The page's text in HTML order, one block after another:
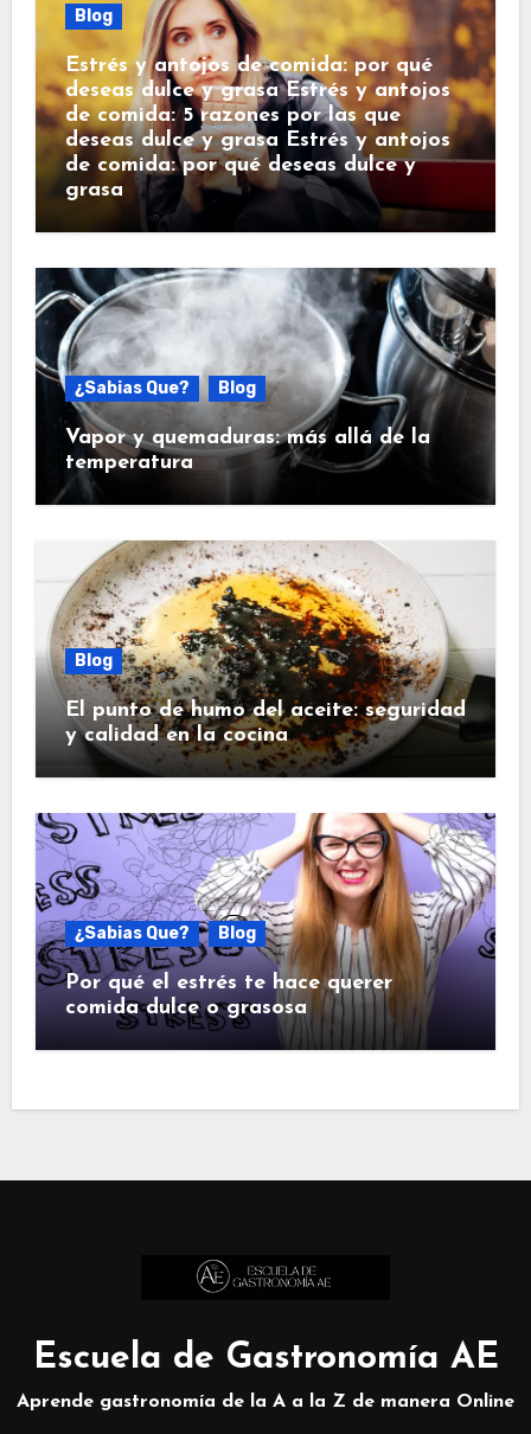
Blog
Estrés y antojos de comida: por qué
deseas dulce y grasa Estrés y antojos
de comida: 5 razones por las que
deseas dulce y grasa Estrés y antojos
de comida: por qué deseas dulce y
grasa
¿Sabias Que? Blog
Vapor y quemaduras: más allá de la
temperatura
Blog
El punto de humo del aceite: seguridad
y calidad en la cocina
¿Sabias Que? Blog
Por qué el estrés te hace querer
comida dulce o grasosa
Escuela de Gastronomía AE
Aprende gastronomía de la A a la Z de manera Online